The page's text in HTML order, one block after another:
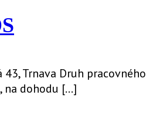
Trnava Druh pracovného
na dohodu […]